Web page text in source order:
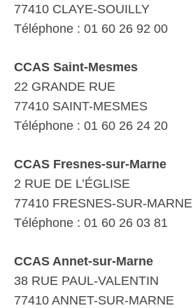
77410 CLAYE-SOUILLY
Téléphone : 01 60 26 92 00
CCAS Saint-Mesmes
22 GRANDE RUE
77410 SAINT-MESMES
Téléphone : 01 60 26 24 20
CCAS Fresnes-sur-Marne
2 RUE DE L’ÉGLISE
77410 FRESNES-SUR-MARNE
Téléphone : 01 60 26 03 81
CCAS Annet-sur-Marne
38 RUE PAUL-VALENTIN
77410 ANNET-SUR-MARNE